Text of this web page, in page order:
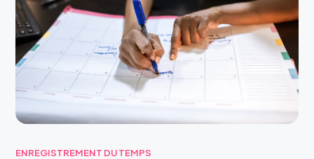
ENREGISTREMENT DU TEMPS